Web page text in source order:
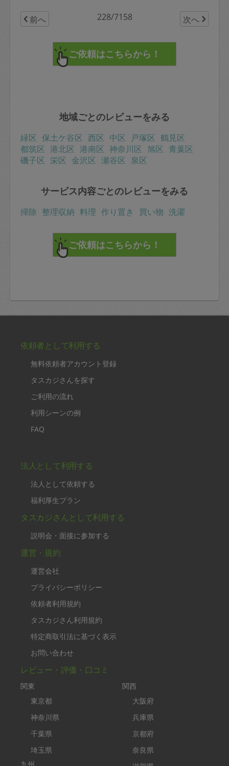
前へ 228/7158 次へ
地域ごとのレビューをみる
緑区 保土ケ谷区 西区 中区 戸塚区 鶴見区
都筑区 港北区 港南区 神奈川区 旭区 青葉区
磯子区 栄区 金沢区 瀬谷区 泉区
サービス内容ごとのレビューをみる
掃除 整理収納 料理 作り置き 買い物 洗濯
依頼者として利用する
無料依頼者アカウント登録
タスカジさんを探す
ご利用の流れ
利用シーンの例
FAQ
法人として利用する
法人として依頼する
福利厚生プラン
タスカジさんとして利用する
説明会・面接に参加する
運営・規約
運営会社
プライバシーポリシー
依頼者利用規約
タスカジさん利用規約
特定商取引法に基づく表示
お問い合わせ
レビュー・評価・口コミ
関東
東京都
神奈川県
千葉県
埼玉県
九州
関西
大阪府
兵庫県
京都府
奈良県